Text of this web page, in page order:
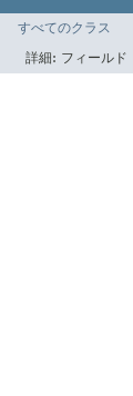
すべてのクラス
詳細: フィール